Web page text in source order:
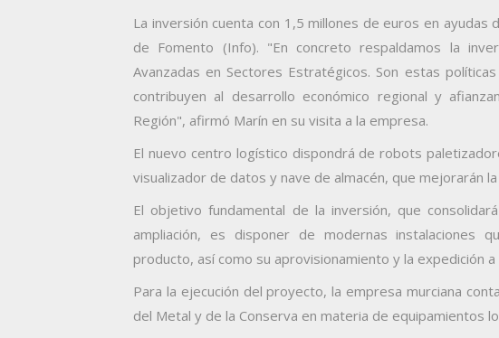
La inversión cuenta con 1,5 millones de euros en
de Fomento (Info). "En concreto respaldamos la
Avanzadas en Sectores Estratégicos. Son estas
contribuyen al desarrollo económico regional y
Región", afirmó Marín en su visita a la empresa.
El nuevo centro logístico dispondrá de robots
visualizador de datos y nave de almacén, que mejorarán
El objetivo fundamental de la inversión, que
ampliación, es disponer de modernas instalaciones
producto, así como su aprovisionamiento y la expedición a
Para la ejecución del proyecto, la empresa murciana
del Metal y de la Conserva en materia de equipamientos